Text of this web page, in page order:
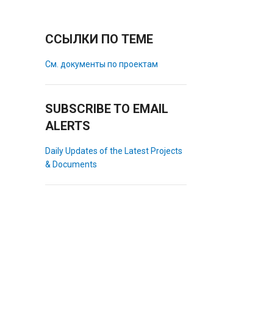
ССЫЛКИ ПО ТЕМЕ
См. документы по проектам
SUBSCRIBE TO EMAIL
ALERTS
Daily Updates of the Latest Projects
& Documents